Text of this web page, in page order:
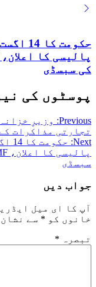
کی سبسڈی
پوسٹوں کی
Previous:
وزیرِ
تجارتی مذاکرات
Next:
سبسڈی
جواب دیں
آپ کا ای میل
خانوں کو * سے
تبصرہ *